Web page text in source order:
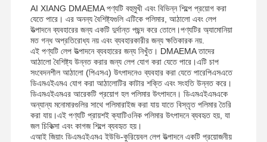
আবেদন
আয়রন অক্সাইড ডিসালফারাইজার
ডাইমিথাইলামিনোথাইল মেথাক্রাইলেট
মেথাক্রাইলোক্সাইথাইল ট্রাইমেথাইল অ্যামোনিয়াম ক্লোরাইড
অ্যাক্রিলয়োলক্সিথাইল ট্রাইমেথাইল অ্যামোনিয়াম ক্লোরাইড
অ্যানিওনিক পলিঅ্যাক্রিলামাইড
AI XIANG DMAEMA পণ্যটি বহুমুখী এবং বিভিন্ন শিল্পে প্রয়োগ করা
যেতে পারে। এর অনন্য বৈশিষ্ট্যগুলি এটিকে পলিমার, আঠালো এবং লেপ
উত্পাদনে ব্যবহারের জন্য একটি দুর্দান্ত পছন্দ করে তোলে।পণ্যটির অ্যামোনিয়া
মত গন্ধ অপ্রতিরোধ্য নয় এবং ব্যবহারকারীর জন্য ক্ষতিকারক নয়.
এই পণ্যটি লেপ উত্পাদনে ব্যবহারের জন্য নিখুঁত। DMAEMA তাদের
আঠালো বৈশিষ্ট্য উন্নত করার জন্য লেপ যোগ করা যেতে পারে।এটি চাপ
সংবেদনশীল আঠালো (পিএসএ) উৎপাদনেও ব্যবহার করা যেতে পারেপিএসএতে
ডিএমএইএমএ যোগ করা আঠালোটির কাটার শক্তি এবং সংহতি উন্নত করে।
ডিএমএইএমএর আরেকটি প্রয়োগ হল পলিমার উৎপাদনে। ডিএমএইএমএকে
অন্যান্য মনোমারগুলির সাথে পলিমারাইজ করা যায় যাতে বিস্তৃত পলিমার তৈরি
করা যায়।এই পণ্যটি প্রায়শই ক্যাটিওনিক পলিমার উৎপাদনে ব্যবহৃত হয়, যা
জল চিকিত্সা এবং কাগজ শিল্পে ব্যবহৃত হয়।
এআই জিয়াং ডিএমএইএমএ ইউভি-কুরিয়েবল লেপ উত্পাদনে একটি প্রয়োজনীয়